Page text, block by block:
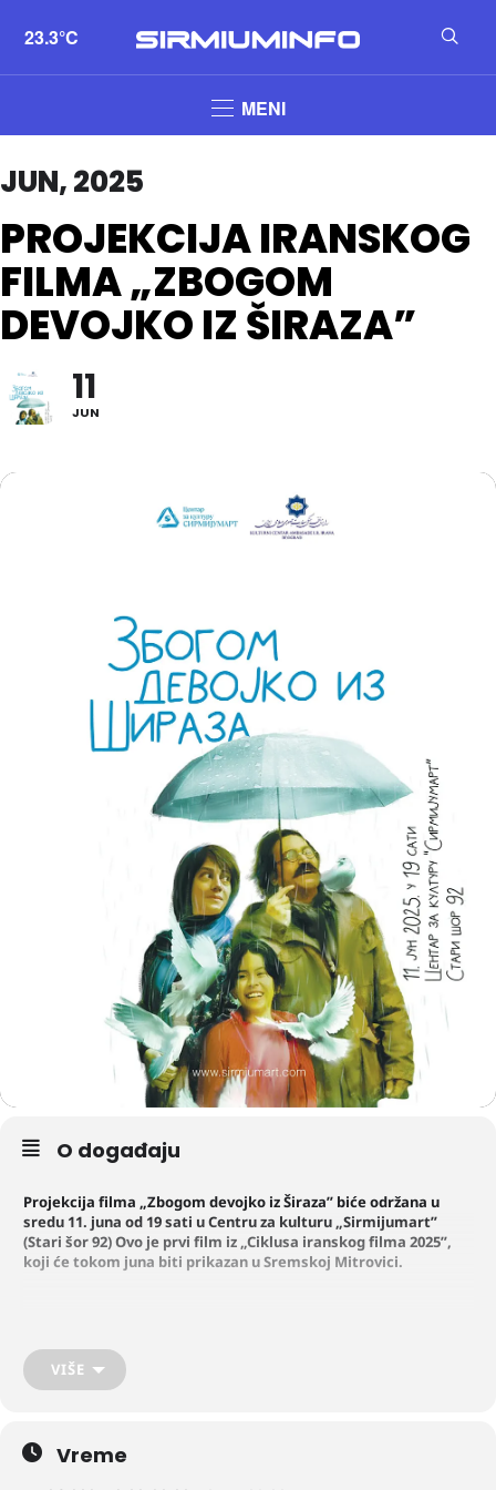
23.3°C
MENI
JUN, 2025
PROJEKCIJA IRANSKOG
FILMA „ZBOGOM
DEVOJKO IZ ŠIRAZA”
11
JUN
O događaju
Projekcija filma „Zbogom devojko iz Širaza” biće održana u
sredu 11. juna od 19 sati u Centru za kulturu „Sirmijumart”
(Stari šor 92) Ovo je prvi film iz „Ciklusa iranskog filma 2025”,
koji će tokom juna biti prikazan u Sremskoj Mitrovici.
Sajmona „Devojka za zbogom” iz 1977. godine. U pitanju je dirljiva i
duhovita priča o Nasimu, muškarcu iz Abadana, i udovici Šabnam
koja živi sa svojom ćerkom. Kada, sasvim slučajno, oboje iznajme istu
rešenje za svoj stambeni problem.
VIŠE
Vreme